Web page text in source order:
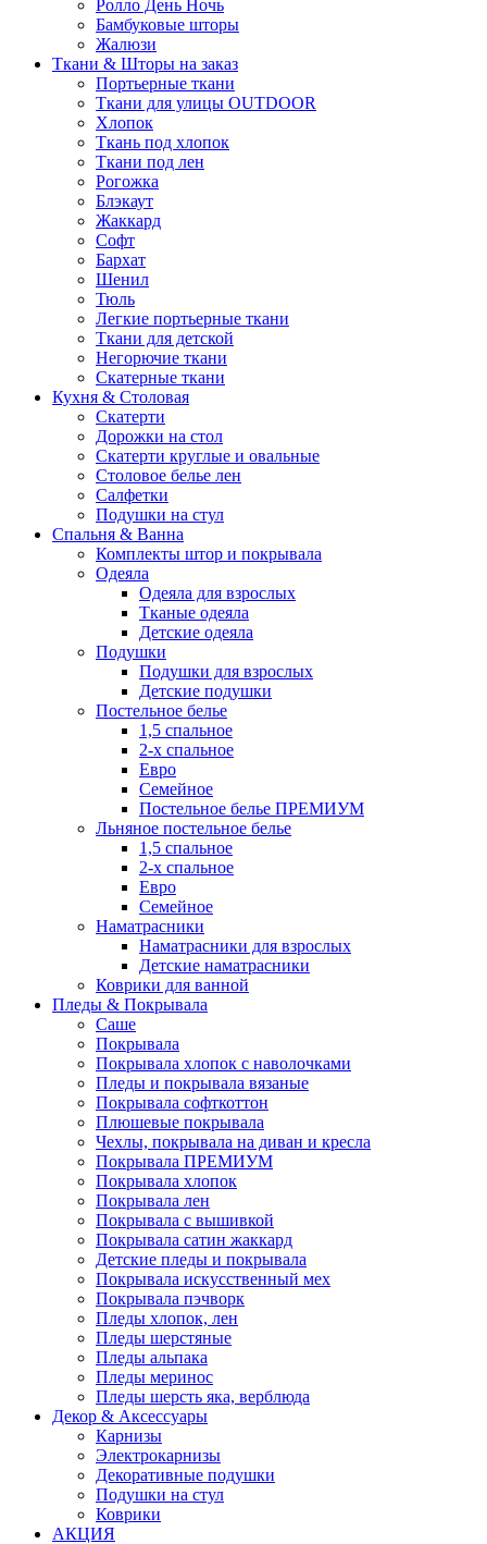
Ролло День Ночь
Бамбуковые шторы
Жалюзи
Ткани & Шторы на заказ
Портьерные ткани
Ткани для улицы OUTDOOR
Хлопок
Ткань под хлопок
Ткани под лен
Рогожка
Блэкаут
Жаккард
Софт
Бархат
Шенил
Тюль
Легкие портьерные ткани
Ткани для детской
Негорючие ткани
Скатерные ткани
Кухня & Столовая
Скатерти
Дорожки на стол
Скатерти круглые и овальные
Столовое белье лен
Салфетки
Подушки на стул
Спальня & Ванна
Комплекты штор и покрывала
Одеяла
Одеяла для взрослых
Тканые одеяла
Детские одеяла
Подушки
Подушки для взрослых
Детские подушки
Постельное белье
1,5 спальное
2-х спальное
Евро
Семейное
Постельное белье ПРЕМИУМ
Льняное постельное белье
1,5 спальное
2-х спальное
Евро
Семейное
Наматрасники
Наматрасники для взрослых
Детские наматрасники
Коврики для ванной
Пледы & Покрывала
Саше
Покрывала
Покрывала хлопок с наволочками
Пледы и покрывала вязаные
Покрывала софткоттон
Плюшевые покрывала
Чехлы, покрывала на диван и кресла
Покрывала ПРЕМИУМ
Покрывала хлопок
Покрывала лен
Покрывала с вышивкой
Покрывала сатин жаккард
Детские пледы и покрывала
Покрывала искусственный мех
Покрывала пэчворк
Пледы хлопок, лен
Пледы шерстяные
Пледы альпака
Пледы меринос
Пледы шерсть яка, верблюда
Декор & Аксессуары
Карнизы
Электрокарнизы
Декоративные подушки
Подушки на стул
Коврики
АКЦИЯ